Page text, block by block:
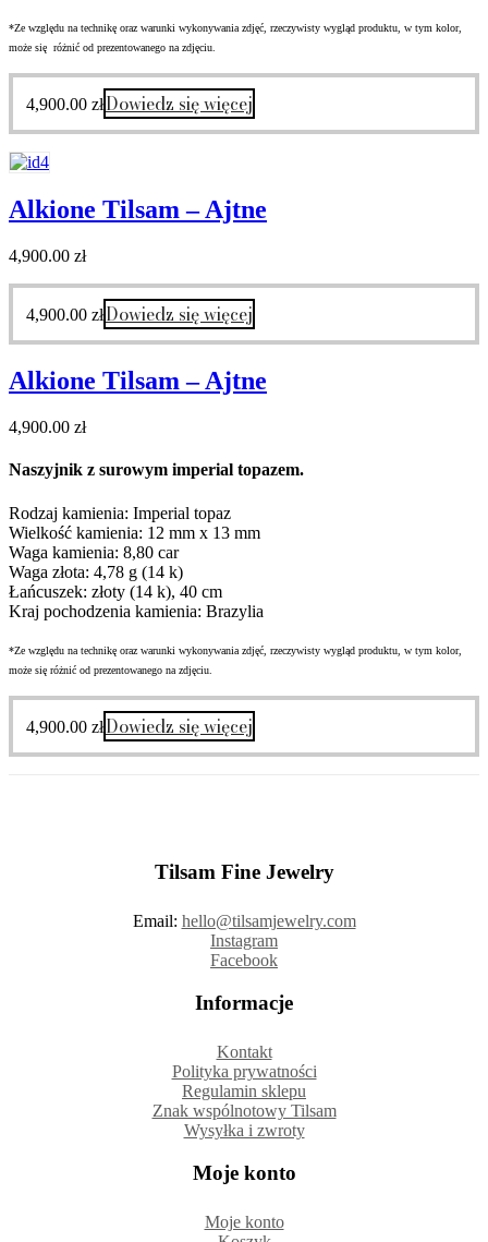
*Ze względu na technikę oraz warunki wykonywania zdjęć, rzeczywisty wygląd produktu, w tym kolor,
może się różnić od prezentowanego na zdjęciu.
4,900.00 złDowiedz się więcej
Alkione Tilsam – Ajtne
4,900.00 zł
4,900.00 złDowiedz się więcej
Alkione Tilsam – Ajtne
4,900.00 zł
Naszyjnik z surowym imperial topazem.
Rodzaj kamienia: Imperial topaz
Wielkość kamienia: 12 mm x 13 mm
Waga kamienia: 8,80 car
Waga złota: 4,78 g (14 k)
Łańcuszek: złoty (14 k), 40 cm
Kraj pochodzenia kamienia: Brazylia
*Ze względu na technikę oraz warunki wykonywania zdjęć, rzeczywisty wygląd produktu, w tym kolor,
może się różnić od prezentowanego na zdjęciu.
4,900.00 złDowiedz się więcej
Tilsam Fine Jewelry
Email: hello@tilsamjewelry.com
Instagram
Facebook
Informacje
Kontakt
Polityka prywatności
Regulamin sklepu
Znak wspólnotowy Tilsam
Wysyłka i zwroty
Moje konto
Moje konto